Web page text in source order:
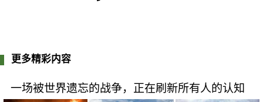
更多精彩内容
一场被世界遗忘的战争，正在刷新所有人的认知